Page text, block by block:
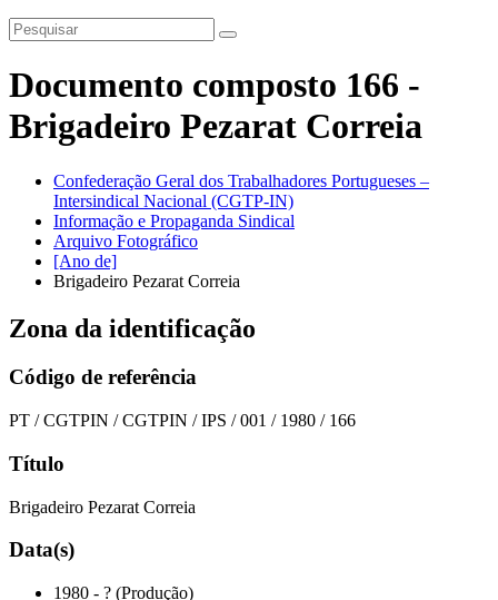
Documento composto 166 -
Brigadeiro Pezarat Correia
Confederação Geral dos Trabalhadores Portugueses –
Intersindical Nacional (CGTP-IN)
Informação e Propaganda Sindical
Arquivo Fotográfico
[Ano de]
Brigadeiro Pezarat Correia
Zona da identificação
Código de referência
PT / CGTPIN / CGTPIN / IPS / 001 / 1980 / 166
Título
Brigadeiro Pezarat Correia
Data(s)
1980 - ? (Produção)